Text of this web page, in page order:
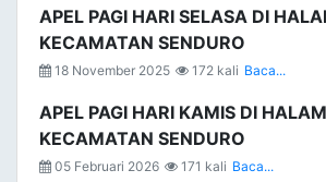
APEL PAGI HARI SELASA DI
KECAMATAN SENDURO
18 November 2025 172 kali Baca...
APEL PAGI HARI KAMIS DI
KECAMATAN SENDURO
05 Februari 2026 171 kali Baca...